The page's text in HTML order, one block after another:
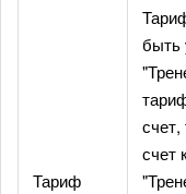
Тариф
быть
счет